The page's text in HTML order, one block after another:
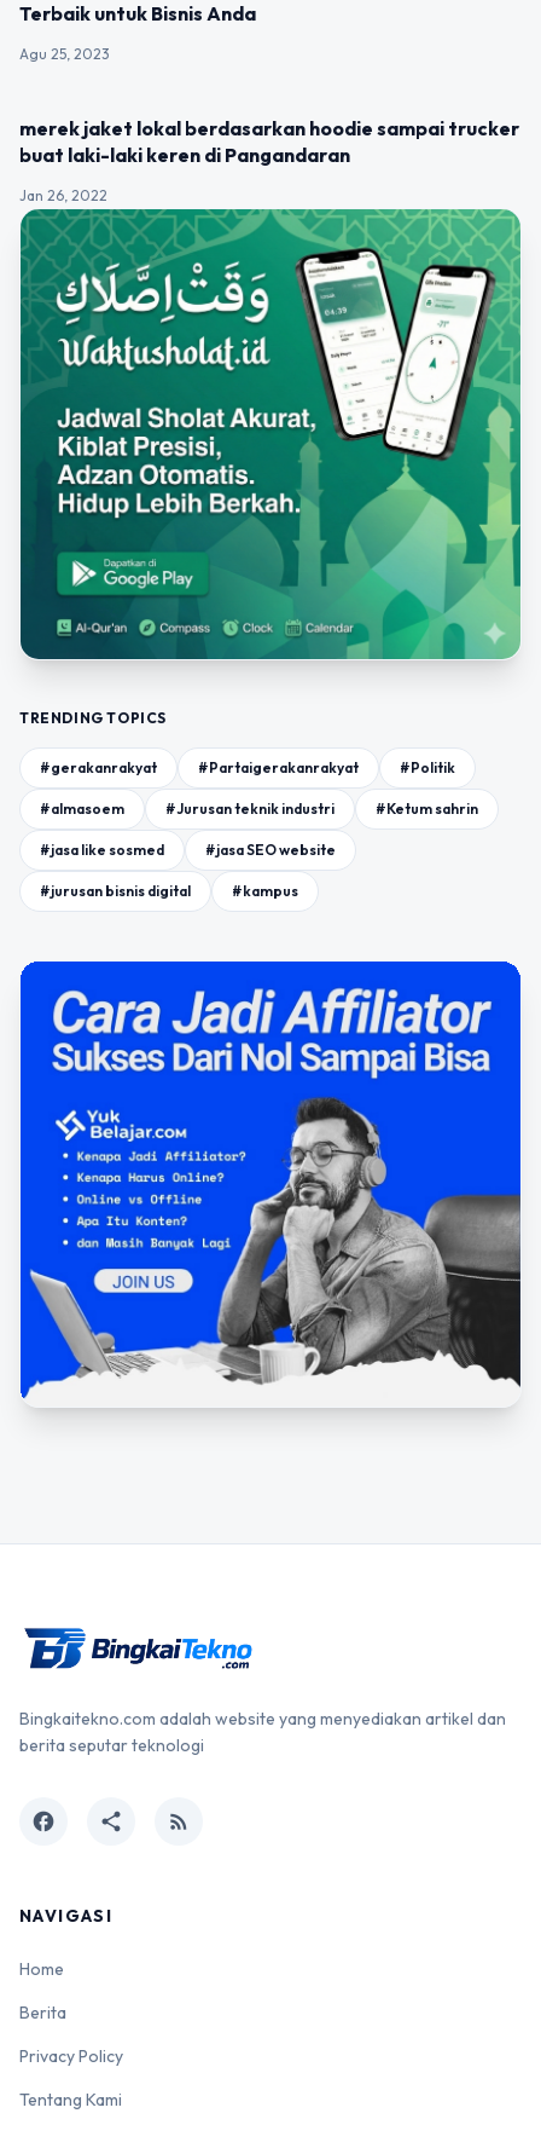
Terbaik untuk Bisnis Anda
Agu 25, 2023
merek jaket lokal berdasarkan hoodie sampai trucker
buat laki-laki keren di Pangandaran
Jan 26, 2022
TRENDING TOPICS
#gerakanrakyat #Partaigerakanrakyat #Politik
#almasoem #Jurusan teknik industri #Ketum sahrin
#jasa like sosmed #jasa SEO website
#jurusan bisnis digital #kampus
Bingkaitekno.com adalah website yang menyediakan artikel dan
berita seputar teknologi
facebook share rss_feed
NAVIGASI
Home
Berita
Privacy Policy
Tentang Kami